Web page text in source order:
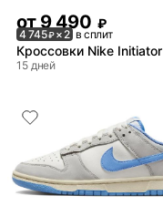
от 9 490 ₽
4 745₽× 2 в сплит
Кроссовки Nike Initiator
15 дней